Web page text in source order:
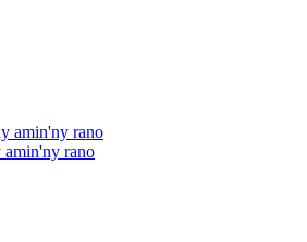
amin'ny rano
amin'ny rano